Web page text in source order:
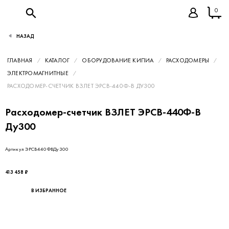
0
ГЛАВНАЯ КАТАЛОГ ОБОРУДОВАНИЕ КИПИА
РАСХОДОМЕРЫ
ЭЛЕКТРОМАГНИТНЫЕ
РАСХОДОМЕР-СЧЕТЧИК ВЗЛЕТ ЭРСВ-440Ф-В ДУ300
Расходомер-счетчик ВЗЛЕТ ЭРСВ-440Ф-В
Ду300
Артикул ЭРСВ440ФВДу300
413 458 ₽
В ИЗБРАННОЕ
НАЗАД